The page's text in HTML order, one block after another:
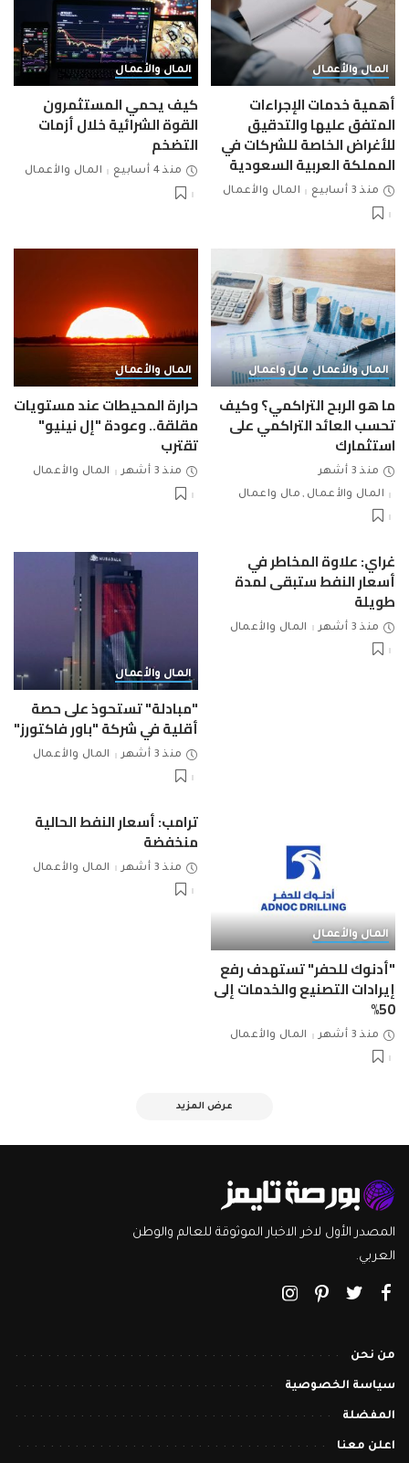
المال والأعمال
أهمية خدمات الإجراءات
المتفق عليها والتدقيق
للأغراض الخاصة للشركات في
المملكة العربية السعودية
منذ 3 أسابيع المال والأعمال
المال والأعمال
كيف يحمي المستثمرون
القوة الشرائية خلال أزمات
التضخم
منذ 4 أسابيع المال والأعمال
المال والأعمال مال واعمال
ما هو الربح التراكمي؟ وكيف
تحسب العائد التراكمي على
استثمارك
منذ 3 أشهر
المال والأعمال
مال واعمال
المال والأعمال
حرارة المحيطات عند مستويات
مقلقة.. وعودة "إل نينيو"
تقترب
منذ 3 أشهر المال والأعمال
غراي: علاوة المخاطر في
أسعار النفط ستبقى لمدة
طويلة
منذ 3 أشهر المال والأعمال
المال والأعمال
"مبادلة" تستحوذ على حصة
أقلية في شركة "باور فاكتورز"
منذ 3 أشهر المال والأعمال
المال والأعمال
"أدنوك للحفر" تستهدف رفع
إيرادات التصنيع والخدمات إلى
50%
منذ 3 أشهر المال والأعمال
ترامب: أسعار النفط الحالية
منخفضة
منذ 3 أشهر المال والأعمال
عرض المزيد
المصدر الأول لاخر الاخبار الموثوقة للعالم والوطن
العربي.
من نحن
سياسة الخصوصية
المفضلة
اعلن معنا